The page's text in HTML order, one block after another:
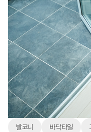
발코니 바닥타일